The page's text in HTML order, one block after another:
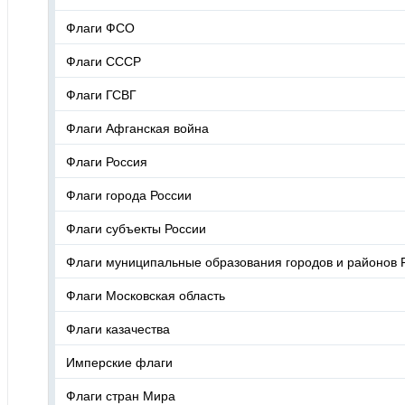
Флаги ФСО
Флаги СССР
Флаги ГСВГ
Флаги Афганская война
Флаги Россия
Флаги города России
Флаги субъекты России
Флаги муниципальные образования городов и районов
Флаги Московская область
Флаги казачества
Имперские флаги
Флаги стран Мира